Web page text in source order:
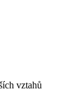
vztahů